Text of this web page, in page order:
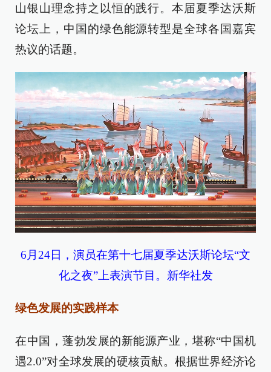
山银山理念持之以恒的践行。本届夏季达沃斯
论坛上，中国的绿色能源转型是全球各国嘉宾
热议的话题。
6月24日，演员在第十七届夏季达沃斯论坛“文
化之夜”上表演节目。新华社发
绿色发展的实践样本
在中国，蓬勃发展的新能源产业，堪称“中国机
遇2.0”对全球发展的硬核贡献。根据世界经济论